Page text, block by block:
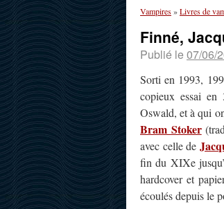
Vampires»Livres de
Finné,
Publié le 07/06/
Sorti en 1993,
copieux essai en
Oswald, et à qui
Bram Stoker
avec celle de
fin du XIXe
hardcover et
écoulés depuis le